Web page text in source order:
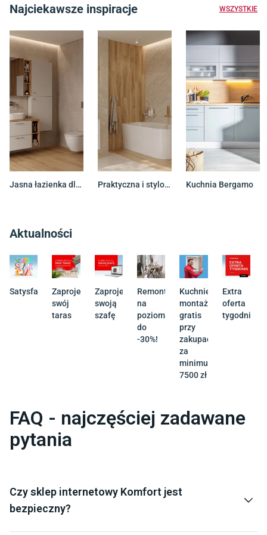
Najciekawsze inspiracje WSZYSTKIE
Jasna łazienka dla całej rodziny Praktyczna i stylowa łazienka z wanną Kuchnia Bergamo
Aktualności
SatysfakcjaZaprojektuj
swój
taras
Zaprojektuj
swoją
szafę
Remont
na
poziomie
do
-30%!
Kuchnie
montaż
gratis
przy
zakupach
za
minimum
7500 zł
Extra
oferta
tygodnia
FAQ - najczęściej zadawane
pytania
Czy sklep internetowy Komfort jest
bezpieczny?